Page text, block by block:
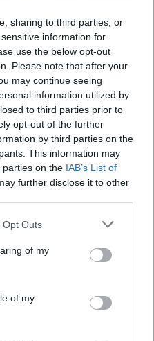
sharing to third parties, or
information for
use the below opt-out
Please note that after your
may continue seeing
information utilized by
to third parties prior to
opt-out of the further
by third parties on the
This information may
parties on the IAB’s List of
further disclose it to other
uses one or more Google
behaviour. You may click to
and its third-party tags to
purposes in below Google
Opt Outs
of my
of my